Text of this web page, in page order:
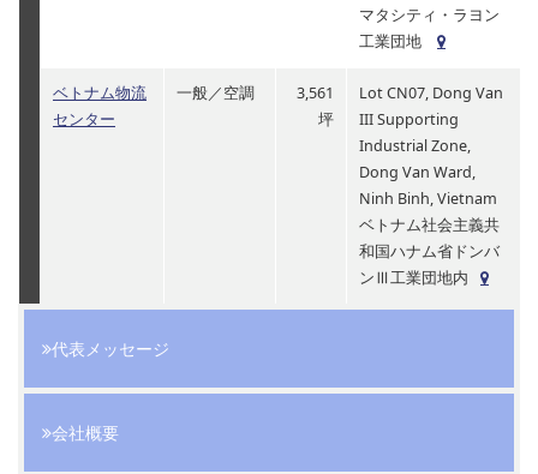
マタシティ・ラヨン
工業団地
ベトナム物流
センター
一般／空調
3,561
坪
Lot CN07, Dong Van
III Supporting
Industrial Zone,
Dong Van Ward,
Ninh Binh, Vietnam
ベトナム社会主義共
和国ハナム省ドンバ
ンⅢ工業団地内
代表メッセージ
会社概要